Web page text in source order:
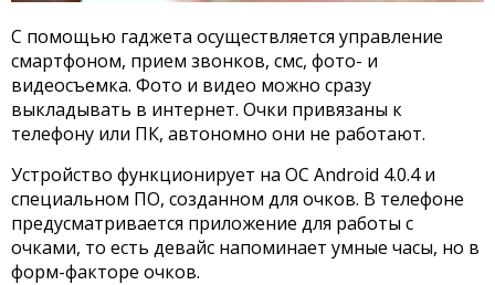
С помощью гаджета осуществляется управление
смартфоном, прием звонков, смс, фото- и
видеосъемка. Фото и видео можно сразу
выкладывать в интернет. Очки привязаны к
телефону или ПК, автономно они не работают.
Устройство функционирует на ОС Android 4.0.4 и
специальном ПО, созданном для очков. В телефоне
предусматривается приложение для работы с
очками, то есть девайс напоминает умные часы, но в
форм-факторе очков.